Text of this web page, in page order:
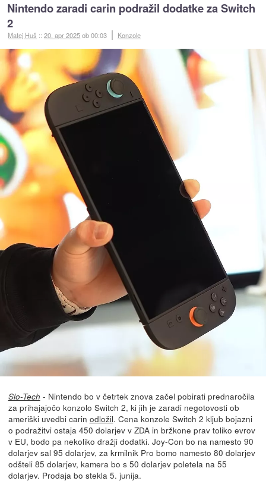
Nintendo zaradi carin podražil dodatke za Switch
2
Matej Huš ::20. apr 2025ob 00:03 Konzole
Slo-Tech - Nintendo bo v četrtek znova začel pobirati prednaročila
za prihajajočo konzolo Switch 2, ki jih je zaradi negotovosti ob
ameriški uvedbi carin odložil. Cena konzole Switch 2 kljub bojazni
o podražitvi ostaja 450 dolarjev v ZDA in bržkone prav toliko evrov
v EU, bodo pa nekoliko dražji dodatki. Joy-Con bo na namesto 90
dolarjev sal 95 dolarjev, za krmilnik Pro bomo namesto 80 dolarjev
odšteli 85 dolarjev, kamera bo s 50 dolarjev poletela na 55
dolarjev. Prodaja bo stekla 5. junija.